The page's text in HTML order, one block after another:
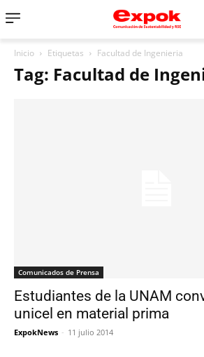
Inicio Etiquetas Facultad de Ingenieria
Tag: Facultad de
Comunicados de Prensa
Estudiantes de la UNAM
unicel en material prima
ExpokNews - 11 julio 2014